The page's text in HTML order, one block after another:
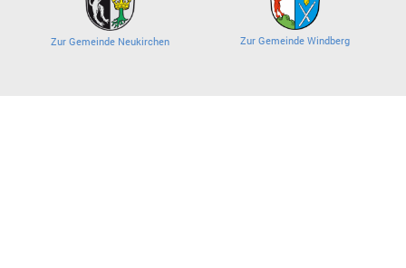
Zur Gemeinde Neukirchen Zur Gemeinde Windberg